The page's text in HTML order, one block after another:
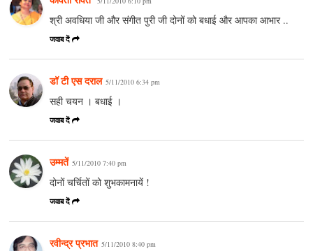
श्री अवधिया जी और संगीत पुरी जी दोनों को बधाई और आपका आभार ..
जवाब दें
डॉ टी एस दराल 5/11/2010 6:34 pm
सही चयन । बधाई ।
जवाब दें
उम्मतें 5/11/2010 7:40 pm
दोनों चर्चितों को शुभकामनायें !
जवाब दें
रवीन्द्र प्रभात 5/11/2010 8:40 pm